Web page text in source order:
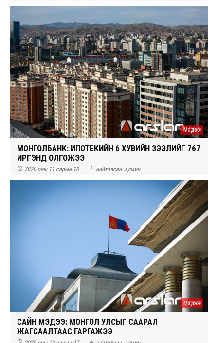
Мэдээ
МОНГОЛБАНК: ИПОТЕКИЙН 6 ХУВИЙН ЗЭЭЛИЙГ 767
ИРГЭНД ОЛГОЖЭЭ
 2020 оны 11 сарын 10  нийтэлсэн: админ
Мэдээ
САЙН МЭДЭЭ: МОНГОЛ УЛСЫГ СААРАЛ
ЖАГСААЛТААС ГАРГАЖЭЭ
 